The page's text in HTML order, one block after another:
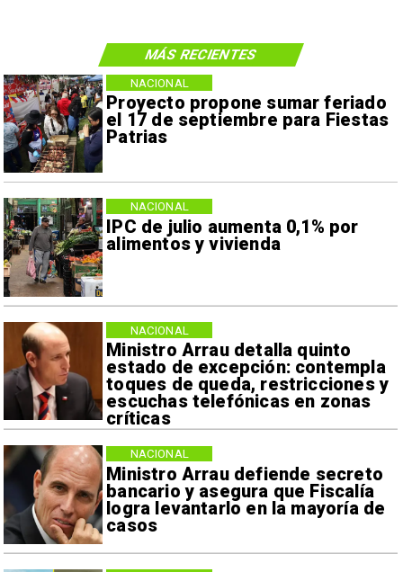
Proyecto propone sumar feriado
el 17 de septiembre para Fiestas
Patrias
NACIONAL
IPC de julio aumenta 0,1% por
alimentos y vivienda
NACIONAL
Ministro Arrau detalla quinto
estado de excepción: contempla
toques de queda, restricciones y
escuchas telefónicas en zonas
críticas
NACIONAL
Ministro Arrau defiende secreto
bancario y asegura que Fiscalía
logra levantarlo en la mayoría de
casos
NACIONAL
MÁS RECIENTES